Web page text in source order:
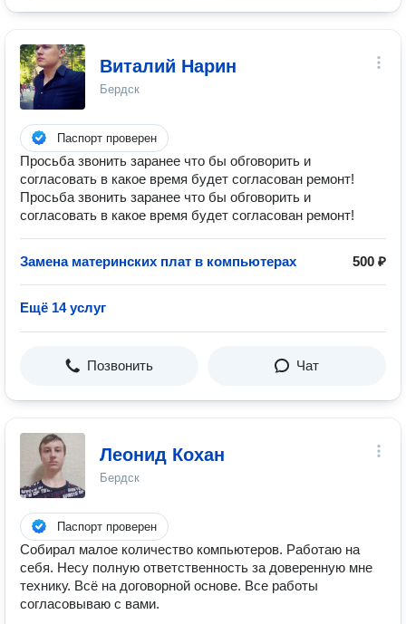
Виталий Нарин
Бердск
Паспорт проверен
Просьба звонить заранее что бы обговорить и
согласовать в какое время будет согласован ремонт!
Просьба звонить заранее что бы обговорить и
согласовать в какое время будет согласован ремонт!
Замена материнских плат в компьютерах 500 ₽
Ещё 14 услуг
Позвонить Чат
Леонид Кохан
Бердск
Паспорт проверен
Собирал малое количество компьютеров. Работаю на
себя. Несу полную ответственность за доверенную мне
технику. Всё на договорной основе. Все работы
согласовываю с вами.